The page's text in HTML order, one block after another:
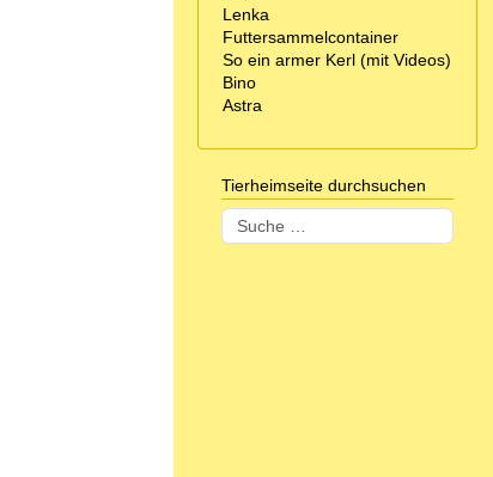
Lenka
Futtersammelcontainer
So ein armer Kerl (mit Videos)
Bino
Astra
Tierheimseite durchsuchen
Suchen